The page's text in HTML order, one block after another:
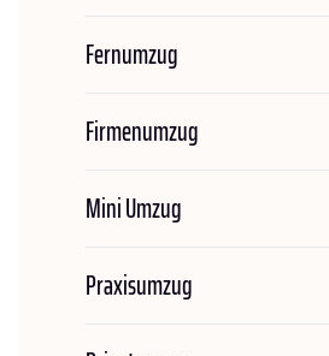
Fernumzug
Firmenumzug
Mini Umzug
Praxisumzug